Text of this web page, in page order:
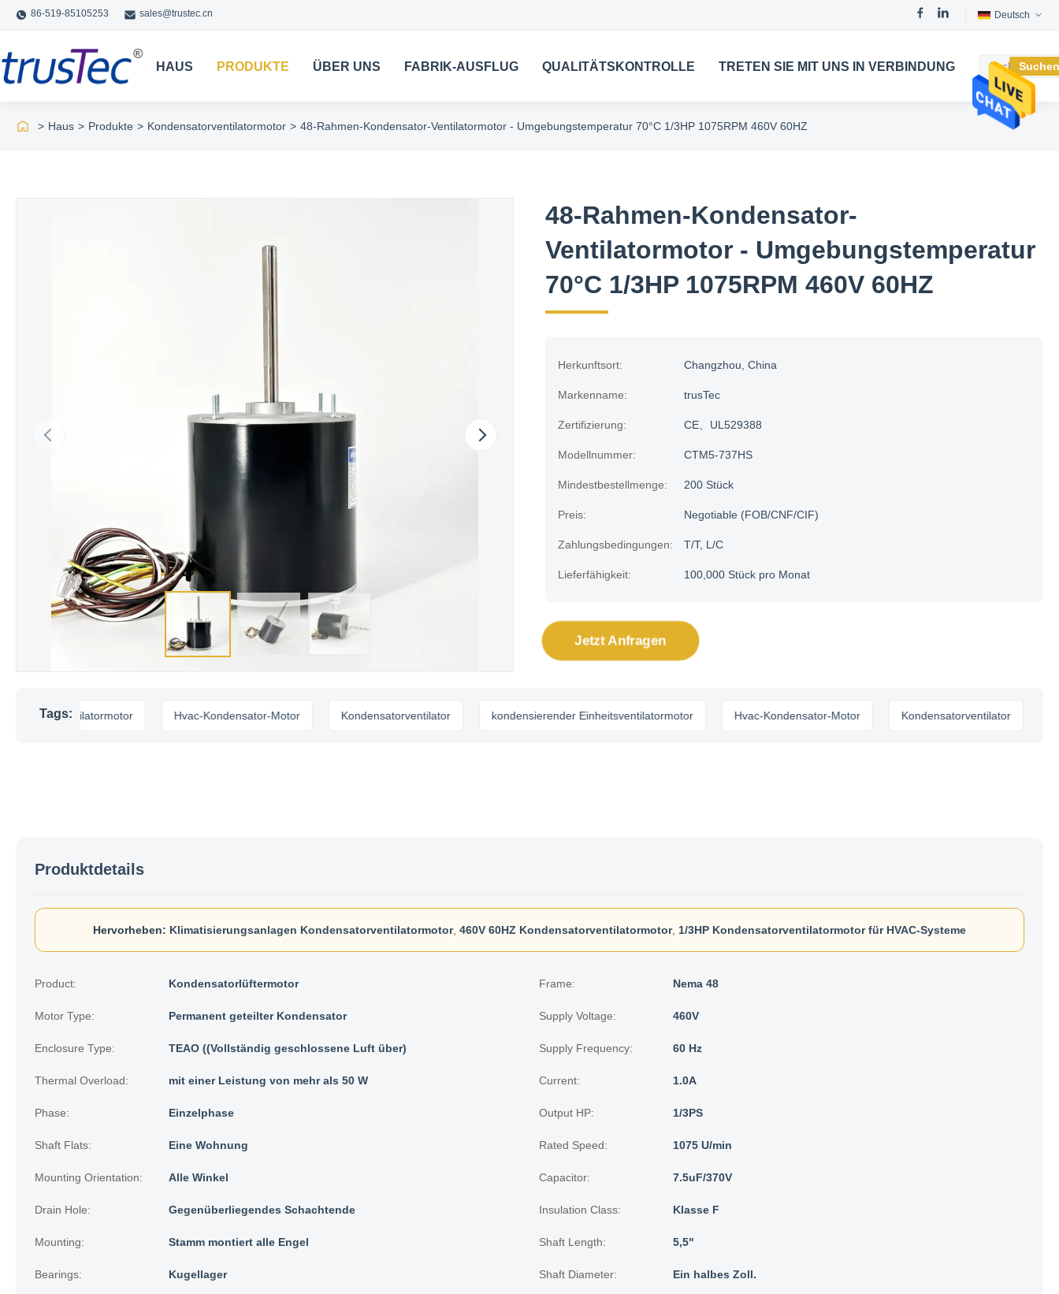
86-519-85105253 sales@trustec.cn Deutsch
HAUS PRODUKTE ÜBER UNS FABRIK-AUSFLUG QUALITÄTSKONTROLLE TRETEN SIE MIT UNS IN VERBINDUNG
> Haus > Produkte > Kondensatorventilatormotor > 48-Rahmen-Kondensator-Ventilatormotor - Umgebungstemperatur 70°C 1/3HP 1075RPM 460V 60HZ
48-Rahmen-Kondensator-
Ventilatormotor - Umgebungstemperatur
70°C 1/3HP 1075RPM 460V 60HZ
Herkunftsort: Changzhou, China
Markenname: trusTec
Zertifizierung: CE、UL529388
Modellnummer: CTM5-737HS
Mindestbestellmenge: 200 Stück
Preis: Negotiable (FOB/CNF/CIF)
Zahlungsbedingungen: T/T, L/C
Lieferfähigkeit: 100,000 Stück pro Monat
Jetzt Anfragen
Tags: Hvac-Kondensator-Motor Kondensatorventilator kondensierender Einheitsventilatormotor Hvac-Kondensator-Motor Kondensatorventilator
Produktdetails
Hervorheben: Klimatisierungsanlagen Kondensatorventilatormotor, 460V 60HZ Kondensatorventilatormotor, 1/3HP Kondensatorventilatormotor für HVAC-Systeme
Product: Kondensatorlüftermotor Frame: Nema 48
Motor Type: Permanent geteilter Kondensator Supply Voltage: 460V
Enclosure Type: TEAO ((Vollständig geschlossene Luft über) Supply Frequency: 60 Hz
Thermal Overload: mit einer Leistung von mehr als 50 W Current: 1.0A
Phase: Einzelphase Output HP: 1/3PS
Shaft Flats: Eine Wohnung Rated Speed: 1075 U/min
Mounting Orientation: Alle Winkel Capacitor: 7.5uF/370V
Drain Hole: Gegenüberliegendes Schachtende Insulation Class: Klasse F
Mounting: Stamm montiert alle Engel Shaft Length: 5,5"
Bearings: Kugellager Shaft Diameter: Ein halbes Zoll.